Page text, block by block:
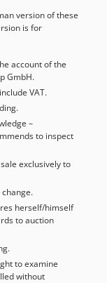
version of these
is for
account of the
GmbH.
VAT.
–
to inspect
exclusively to
herself/himself
to auction
to examine
without